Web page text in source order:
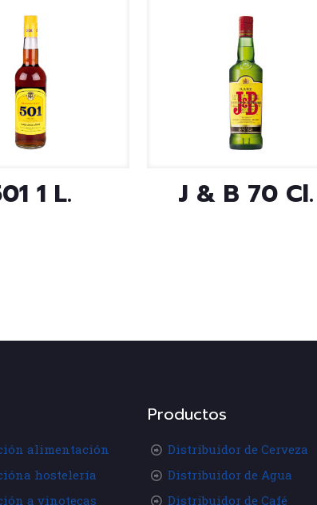
1 L. J & B 70 Cl.
alimentación
hostelería
a vinotecas
Productos
Distribuidor de Cerveza
Distribuidor de Agua
Distribuidor de Café